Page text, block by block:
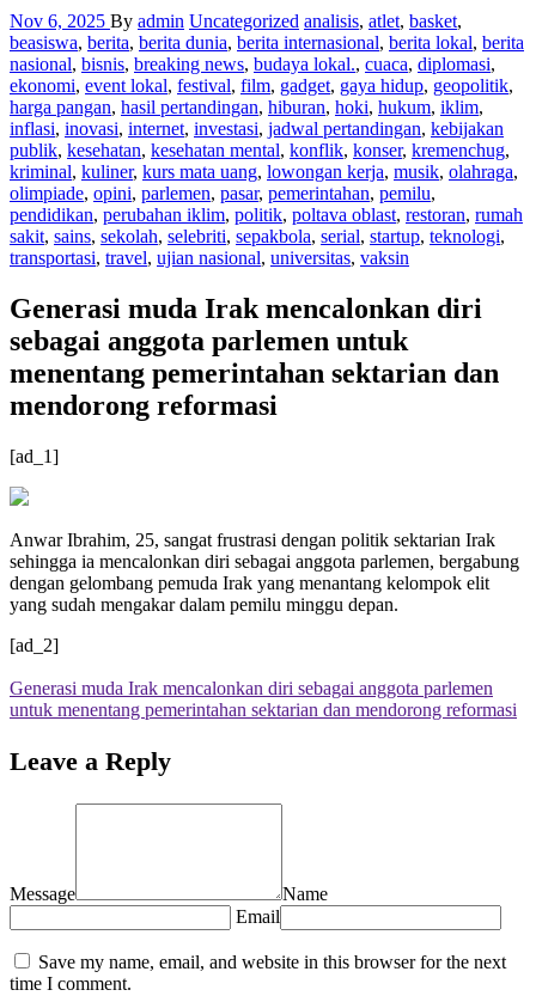
Nov 6, 2025 By admin Uncategorized analisis, atlet, basket,
beasiswa, berita, berita dunia, berita internasional, berita lokal, berita
nasional, bisnis, breaking news, budaya lokal., cuaca, diplomasi,
ekonomi, event lokal, festival, film, gadget, gaya hidup, geopolitik,
harga pangan, hasil pertandingan, hiburan, hoki, hukum, iklim,
inflasi, inovasi, internet, investasi, jadwal pertandingan, kebijakan
publik, kesehatan, kesehatan mental, konflik, konser, kremenchug,
kriminal, kuliner, kurs mata uang, lowongan kerja, musik, olahraga,
olimpiade, opini, parlemen, pasar, pemerintahan, pemilu,
pendidikan, perubahan iklim, politik, poltava oblast, restoran, rumah
sakit, sains, sekolah, selebriti, sepakbola, serial, startup, teknologi,
transportasi, travel, ujian nasional, universitas, vaksin
Generasi muda Irak mencalonkan diri
sebagai anggota parlemen untuk
menentang pemerintahan sektarian dan
mendorong reformasi
[ad_1]
Anwar Ibrahim, 25, sangat frustrasi dengan politik sektarian Irak
sehingga ia mencalonkan diri sebagai anggota parlemen, bergabung
dengan gelombang pemuda Irak yang menantang kelompok elit
yang sudah mengakar dalam pemilu minggu depan.
[ad_2]
Generasi muda Irak mencalonkan diri sebagai anggota parlemen
untuk menentang pemerintahan sektarian dan mendorong reformasi
Leave a Reply
Message
Name
Email
Save my name, email, and website in this browser for the next
time I comment.